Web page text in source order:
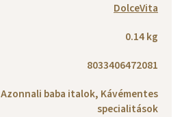
DolceVita
0.14 kg
8033406472081
Azonnali baba italok, Kávémentes
specialitások